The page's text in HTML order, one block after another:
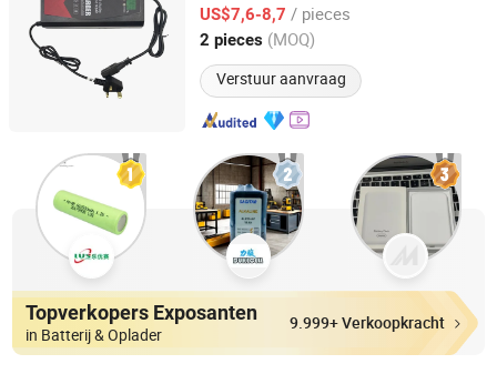
US$7,6-8,7 / pieces
2 pieces (MOQ)
Verstuur aanvraag
Anhui, China Sinds 2024
Topverkopers Exposanten
in Batterij & Oplader
9.999+ Verkoopkracht